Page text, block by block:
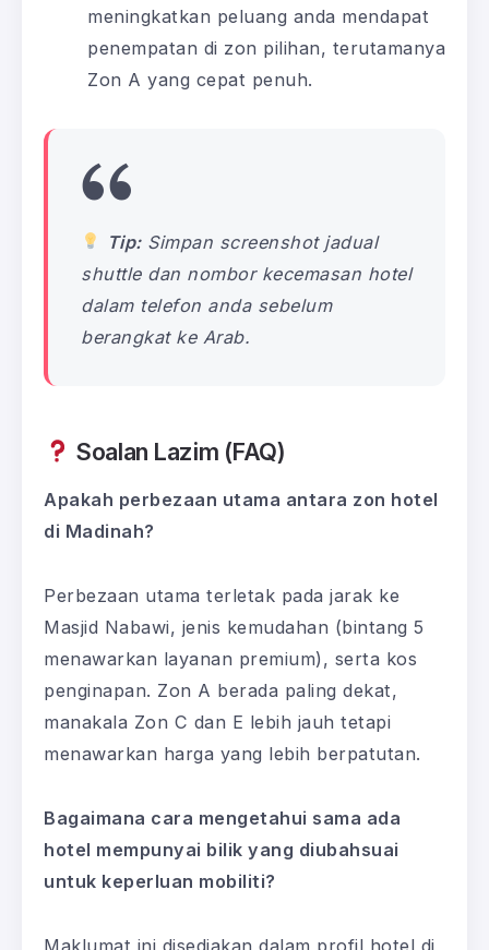
meningkatkan peluang anda mendapat
penempatan di zon pilihan, terutamanya
Zon A yang cepat penuh.
Tip:Simpan screenshot jadual
shuttle dan nombor kecemasan hotel
dalam telefon anda sebelum
berangkat ke Arab.
Soalan Lazim (FAQ)
Apakah perbezaan utama antara zon hotel
di Madinah?
Perbezaan utama terletak pada jarak ke
Masjid Nabawi, jenis kemudahan (bintang 5
menawarkan layanan premium), serta kos
penginapan. Zon A berada paling dekat,
manakala Zon C dan E lebih jauh tetapi
menawarkan harga yang lebih berpatutan.
Bagaimana cara mengetahui sama ada
hotel mempunyai bilik yang diubahsuai
untuk keperluan mobiliti?
Maklumat ini disediakan dalam profil hotel di